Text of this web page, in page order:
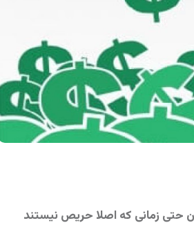
حتی زمانی که اصلا حریص نیستند